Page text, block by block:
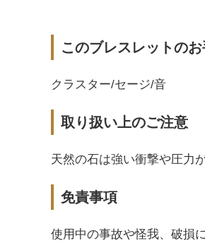
このブレスレットの
クラスター/セージ/音
取り扱い上のご注意
天然の石は強い衝撃や圧力
免責事項
使用中の事故や怪我、破損